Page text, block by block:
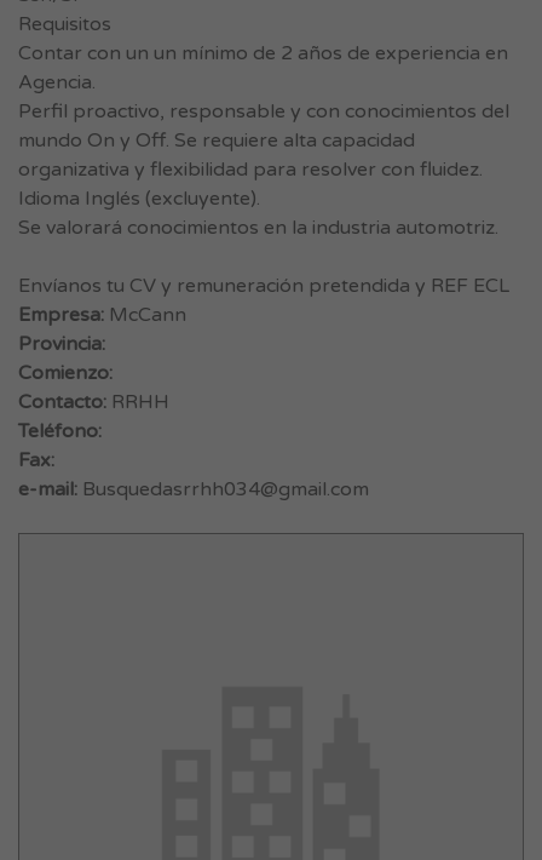
Requisitos
Contar con un un mínimo de 2 años de experiencia en
Agencia.
Perfil proactivo, responsable y con conocimientos del
mundo On y Off. Se requiere alta capacidad
organizativa y flexibilidad para resolver con fluidez.
Idioma Inglés (excluyente).
Se valorará conocimientos en la industria automotriz.
Envíanos tu CV y remuneración pretendida y REF ECL
Empresa: McCann
Provincia:
Comienzo:
Contacto: RRHH
Teléfono:
Fax:
e-mail: Busquedasrrhh034@gmail.com